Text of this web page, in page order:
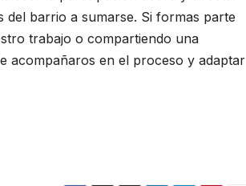
del barrio a sumarse. Si formas parte
trabajo o compartiendo una
acompañaros en el proceso y adaptar